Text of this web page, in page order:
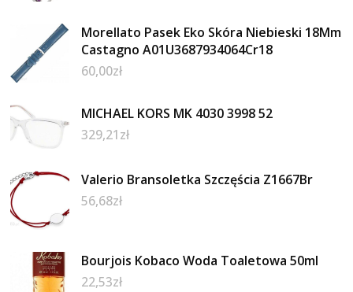
Morellato Pasek Eko Skóra Niebieski 18Mm
Castagno A01U3687934064Cr18
60,00zł
MICHAEL KORS MK 4030 3998 52
329,21zł
Valerio Bransoletka Szczęścia Z1667Br
56,68zł
Bourjois Kobaco Woda Toaletowa 50ml
22,53zł